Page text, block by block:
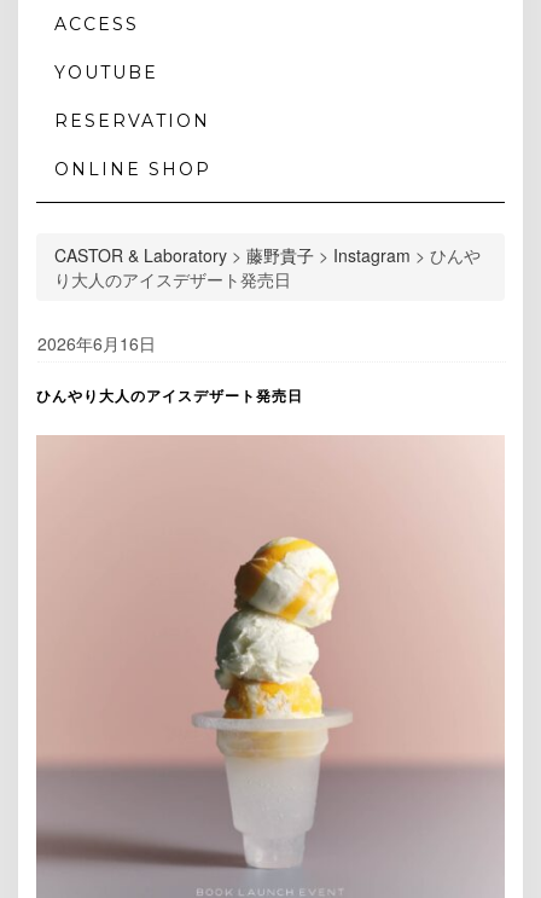
ACCESS
YOUTUBE
RESERVATION
ONLINE SHOP
CASTOR & Laboratory > 藤野貴子 > Instagram > ひんや
り大人のアイスデザート発売日
2026年6月16日
ひんやり大人のアイスデザート発売日